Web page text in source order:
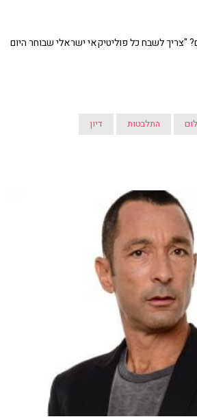
"צריך לשבח כל פוליטיקאי ישראלי שבוחר היום
התלבטות
דיון